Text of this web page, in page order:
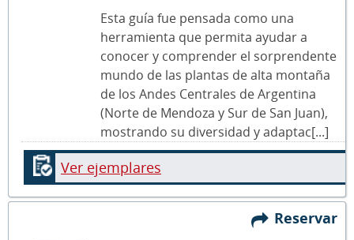
Esta guía fue pensada como una
herramienta que permita ayudar a
conocer y comprender el sorprendente
mundo de las plantas de alta montaña
de los Andes Centrales de Argentina
(Norte de Mendoza y Sur de San Juan),
mostrando su diversidad y adaptac[...]
Ver ejemplares
Reservar